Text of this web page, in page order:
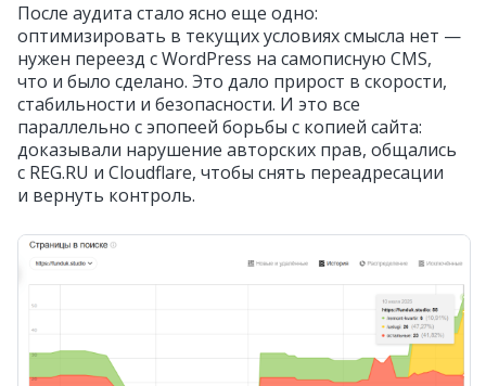
После аудита стало ясно еще одно:
оптимизировать в текущих условиях смысла нет —
нужен переезд с WordPress на самописную CMS,
что и было сделано. Это дало прирост в скорости,
стабильности и безопасности. И это все
параллельно с эпопеей борьбы с копией сайта:
доказывали нарушение авторских прав, общались
с REG.RU и Cloudflare, чтобы снять переадресации
и вернуть контроль.